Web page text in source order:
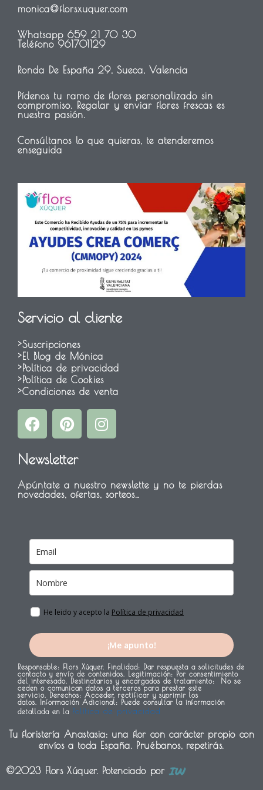
monica@florsxuquer.com
Whatsapp 659 21 70 30
Teléfono 961701129
Ronda De España 29, Sueca, Valencia
Pídenos tu ramo de flores personalizado sin
compromiso. Regalar y enviar flores frescas es
nuestra pasión.
Consúltanos lo que quieras, te atenderemos
enseguida
Servicio al cliente
>Suscripciones
>El Blog de Mónica
>Política de privacidad
>Política de Cookies
>Condiciones de venta
F
a
e
o
o
P
i
t
r
e
I
n
g
r
Newsletter
Apúntate a nuestro newslette y no te pierdas
novedades, ofertas, sorteos…
He leido y acepto la Política de privacidad
¡Me apunto!
Responsable: Flors Xúquer. Finalidad: Dar respuesta a solicitudes de
contacto y envío de contenidos.
Legitimación: Por consentimiento
del interesado. Destinatarios y encargados de tratamiento: No se
ceden o comunican datos a terceros para prestar este
servicio. Derechos: Acceder, rectificar y suprimir los
datos.
Información Adicional: Puede consultar la información
detallada en la Política de privacidad
Tu floristería Anastasia: una flor con carácter propio con
envíos a toda España. Pruébanos, repetirás.
©2023 Flors Xúquer. Potenciado por